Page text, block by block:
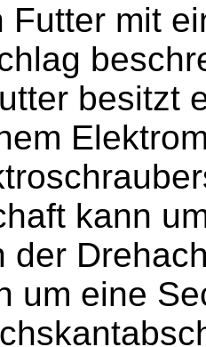
Futter mit
besitzt
kann
der
um eine